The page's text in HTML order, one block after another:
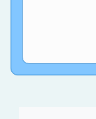
指
賽
臺
賀
市